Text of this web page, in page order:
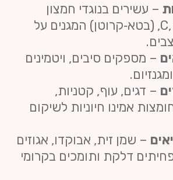
– עשירים בנוגדי חמצון
וויטמינים C, E, (בטא‑קרוטן) המגנים על
– מספקים סיבים, ויטמינים
– דגים, עוף, קטניות,
אמינו חיוניות לשיקום
– שמן זית, אבוקדו, אגוזים
דלקת ותומכים בקרומי